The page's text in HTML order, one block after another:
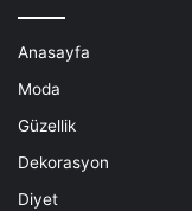
Anasayfa
Moda
Güzellik
Dekorasyon
Diyet